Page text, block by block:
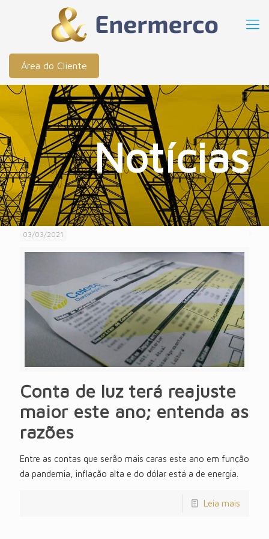
Área do Cliente
Notícias
03/03/2021
Conta de luz terá reajuste
maior este ano; entenda as
razões
Entre as contas que serão mais caras este ano em função
da pandemia, inflação alta e do dólar está a de energia.
Leia mais